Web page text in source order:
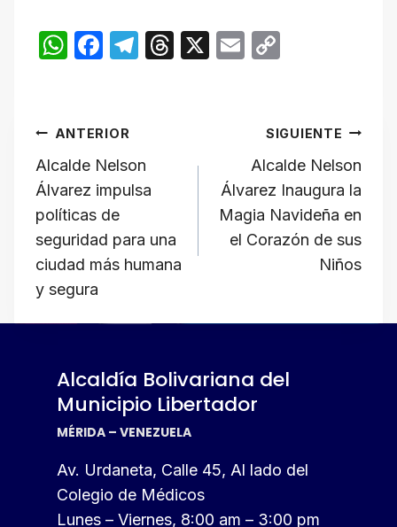
W
s
A
p
p
F
e
b
o
o
k
T
a
m
T
X
E
y
Li
n
k
Navegación
de
entradas
ANTERIOR
Alcalde Nelson
Álvarez impulsa
políticas de
seguridad para una
ciudad más humana
y segura
SIGUIENTE
Alcalde Nelson
Álvarez Inaugura la
Magia Navideña en
el Corazón de sus
Niños
Alcaldía Bolivariana del
Municipio Libertador
MÉRIDA – VENEZUELA
Av. Urdaneta, Calle 45, Al lado del
Colegio de Médicos
Lunes – Viernes, 8:00 am – 3:00 pm